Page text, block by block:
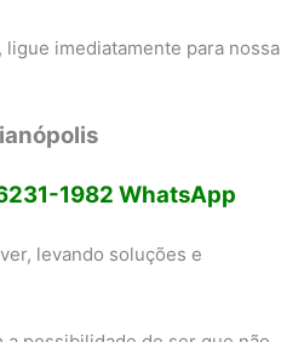
imediatamente para nossa
1982 WhatsApp
levando soluções e